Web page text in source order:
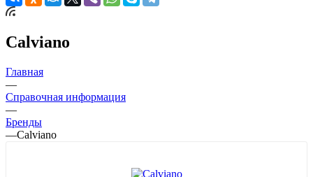
Calviano
Главная
—
Справочная информация
—
Бренды
—Calviano